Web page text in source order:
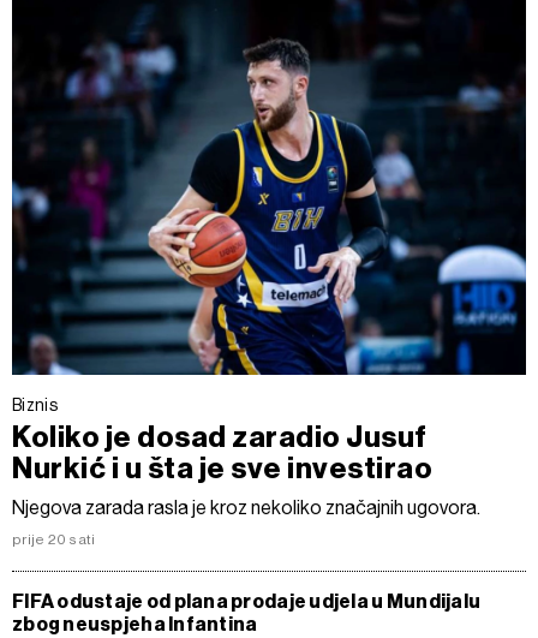
Biznis
Koliko je dosad zaradio Jusuf
Nurkić i u šta je sve investirao
Njegova zarada rasla je kroz nekoliko značajnih ugovora.
prije 20 sati
FIFA odustaje od plana prodaje udjela u Mundijalu
zbog neuspjeha Infantina